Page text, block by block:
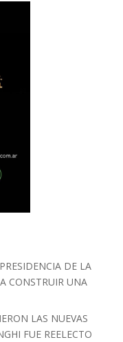
DE LA
CONSTRUIR UNA
LAS NUEVAS
FUE REELECTO